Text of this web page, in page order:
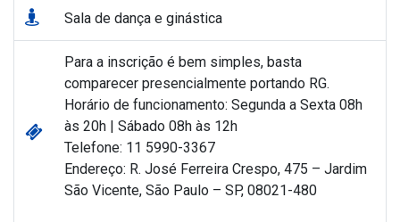
Sala de dança e ginástica
Para a inscrição é bem simples, basta
comparecer presencialmente portando RG.
Horário de funcionamento: Segunda a Sexta 08h
às 20h | Sábado 08h às 12h
Telefone: 11 5990-3367
Endereço: R. José Ferreira Crespo, 475 – Jardim
São Vicente, São Paulo – SP, 08021-480